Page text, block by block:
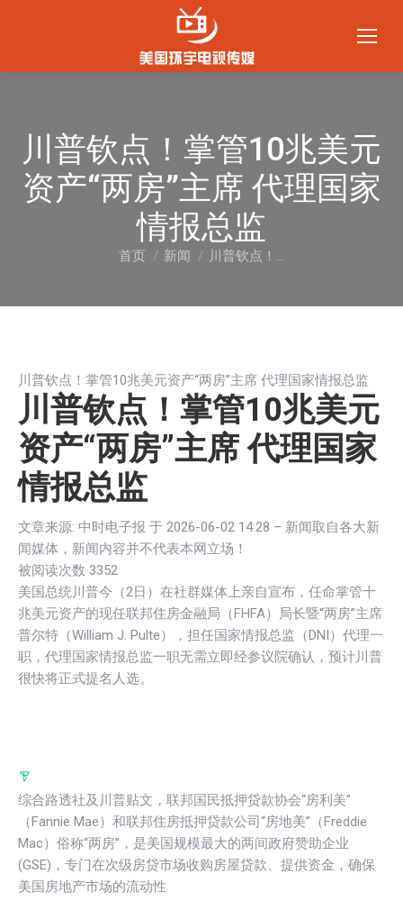
川普钦点！掌管10兆美元
资产“两房”主席 代理国家
情报总监
您在这里：
首页 新闻 川普钦点！…
川普钦点！掌管10兆美元资产“两房”主席 代理国家情报总监
川普钦点！掌管10兆美元
资产“两房”主席 代理国家
情报总监
文章来源: 中时电子报 于 2026-06-02 14:28 – 新闻取自各大新
闻媒体，新闻内容并不代表本网立场！
被阅读次数 3352
美国总统川普今（2日）在社群媒体上亲自宣布，任命掌管十
兆美元资产的现任联邦住房金融局（FHFA）局长暨“两房”主席
普尔特（William J. Pulte），担任国家情报总监（DNI）代理一
职，代理国家情报总监一职无需立即经参议院确认，预计川普
很快将正式提名人选。
综合路透社及川普贴文，联邦国民抵押贷款协会“房利美”
（Fannie Mae）和联邦住房抵押贷款公司“房地美”（Freddie
Mac）俗称“两房”，是美国规模最大的两间政府赞助企业
(GSE)，专门在次级房贷市场收购房屋贷款、提供资金，确保
美国房地产市场的流动性